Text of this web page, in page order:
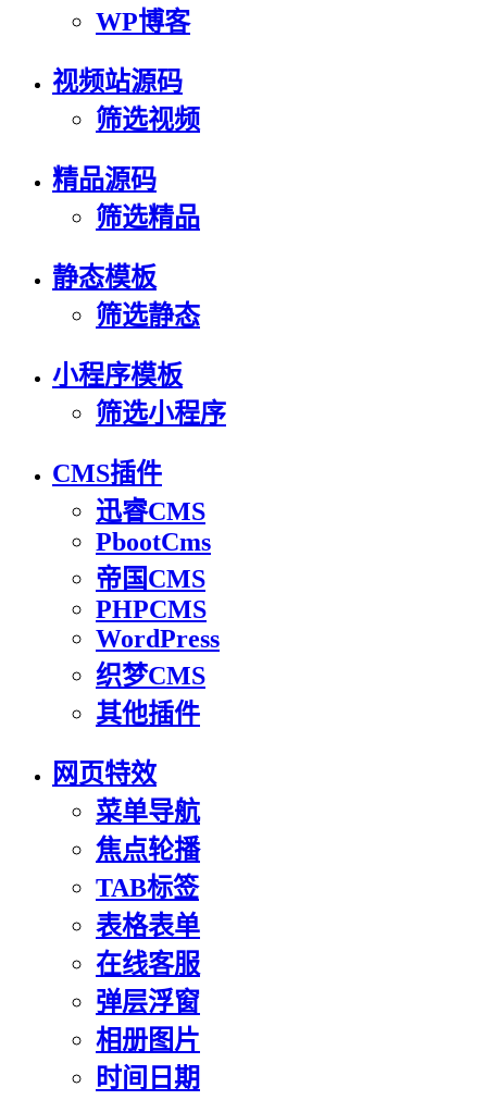
WP博客
视频站源码
筛选视频
精品源码
筛选精品
静态模板
筛选静态
小程序模板
筛选小程序
CMS插件
迅睿CMS
PbootCms
帝国CMS
PHPCMS
WordPress
织梦CMS
其他插件
网页特效
菜单导航
焦点轮播
TAB标签
表格表单
在线客服
弹层浮窗
相册图片
时间日期